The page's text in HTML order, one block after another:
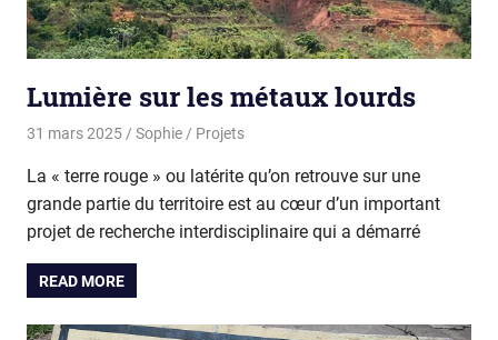
Lumière sur les métaux lourds
31 mars 2025 Sophie Projets
La « terre rouge » ou latérite qu’on retrouve sur une
grande partie du territoire est au cœur d’un important
projet de recherche interdisciplinaire qui a démarré
READ MORE